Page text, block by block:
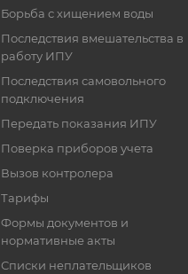
Борьба с хищением воды
Последствия вмешательства в
работу ИПУ
Последствия самовольного
подключения
Передать показания ИПУ
Поверка приборов учета
Вызов контролера
Тарифы
Формы документов и
нормативные акты
Списки неплательщиков